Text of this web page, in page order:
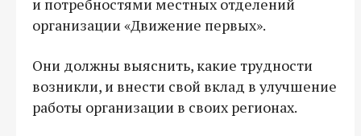
организации «Движение первых».
Они должны выяснить, какие трудности
возникли, и внести свой вклад в улучшение
работы организации в своих регионах.